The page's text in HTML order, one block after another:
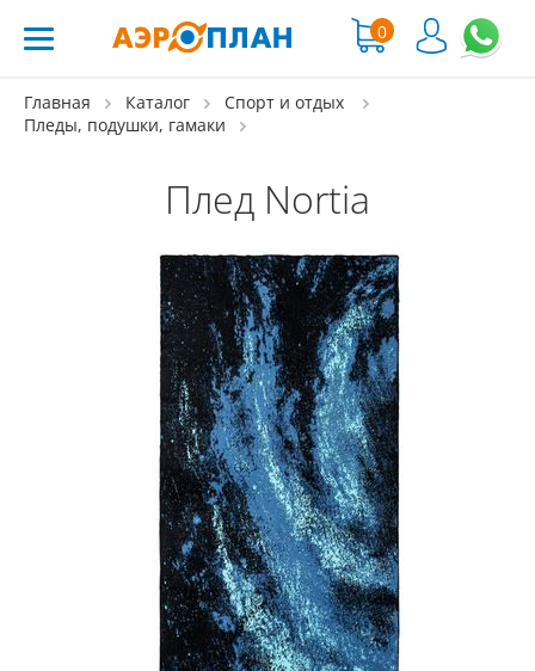
0
Главная Каталог
Спорт и отдых
Пледы, подушки, гамаки
Плед Nortia